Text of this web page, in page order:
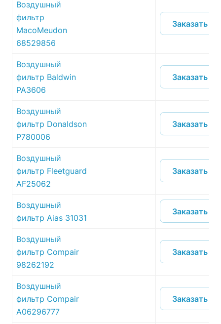
Воздушный
фильтр
MacoMeudon
68529856
Заказать
Воздушный
фильтр Baldwin
PA3606
Заказать
Воздушный
фильтр Donaldson
P780006
Заказать
Воздушный
фильтр Fleetguard
AF25062
Заказать
Воздушный
фильтр Aias 31031
Заказать
Воздушный
фильтр Compair
98262192
Заказать
Воздушный
фильтр Compair
A06296777
Заказать